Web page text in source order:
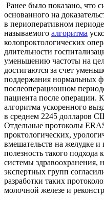
Ранее было показано, что
основанного на
в периоперативном
называемого алгоритма
колопроктологических
длительности
уменьшению частоты на
достигаются за счет
поддержания нормальных
послеоперационном
пациента после операции.
алгоритма ускоренного
в среднем 2245 долларов
Отдельные протоколы
проктологических,
вмешательств на желудке
полезность такого подхода
системы здравоохранения,
экспертных групп
разработки таких
молочной железе и